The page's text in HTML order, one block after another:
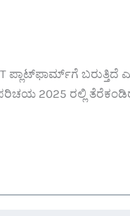
ಪ್ಲಾಟ್‌ಫಾರ್ಮ್‌ಗೆ ಬರುತ್ತಿದೆ
2025 ರಲ್ಲಿ